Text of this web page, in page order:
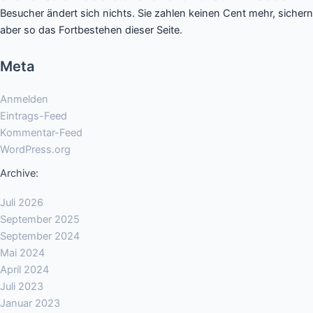
Besucher ändert sich nichts. Sie zahlen keinen Cent mehr, sichern
aber so das Fortbestehen dieser Seite.
Meta
Anmelden
Eintrags-Feed
Kommentar-Feed
WordPress.org
Archive:
Juli 2026
September 2025
September 2024
Mai 2024
April 2024
Juli 2023
Januar 2023